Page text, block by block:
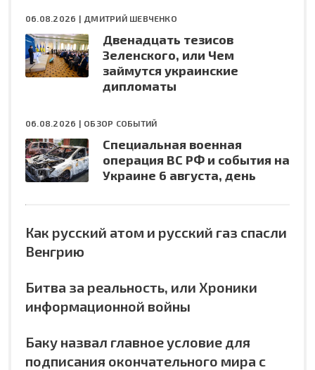
06.08.2026 | ДМИТРИЙ ШЕВЧЕНКО
Двенадцать тезисов
Зеленского, или Чем
займутся украинские
дипломаты
06.08.2026 | ОБЗОР СОБЫТИЙ
Специальная военная
операция ВС РФ и события на
Украине 6 августа, день
Как русский атом и русский газ спасли
Венгрию
Битва за реальность, или Хроники
информационной войны
Баку назвал главное условие для
подписания окончательного мира с